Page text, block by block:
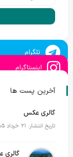
تلگرام
اینستاگرام
آخرین پست ها
گالری عکس
تاریخ انتشار: ۲۱ خرداد ۱۴۰۵